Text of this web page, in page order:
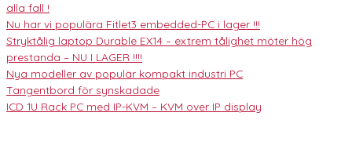
alla fall !
Nu har vi populära Fitlet3 embedded-PC i lager !!!
Stryktålig laptop Durable EX14 – extrem tålighet möter hög
prestanda – NU I LAGER !!!!
Nya modeller av populär kompakt industri PC
Tangentbord för synskadade
ICD 1U Rack PC med IP-KVM – KVM over IP display